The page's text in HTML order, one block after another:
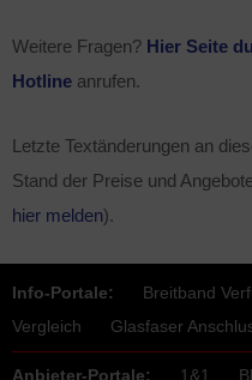
Weitere Fragen? Hier Seite
Hotline anrufen.
Letzte Textänderungen an
Stand der Preise und
hier melden).
Info-Portale: Breitband
Vergleich
Glasfaser
Anbieter-Portale: 1&1